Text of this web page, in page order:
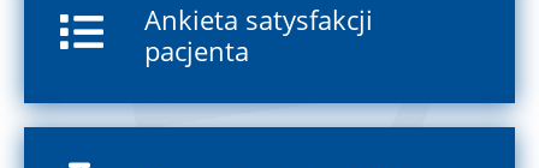
Ankieta satysfakcji
pacjenta